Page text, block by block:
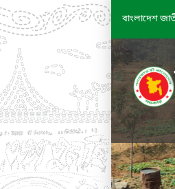
বাংলাদেশ